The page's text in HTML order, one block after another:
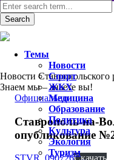
Новости Ставропольского
Знаем мы – знаете вы!
Официально
Ставрополь-на-
опубликование
Темы
Новости
Спорт
ЖКХ
Медицина
Образование
Политика
Культура
Экология
Туризм